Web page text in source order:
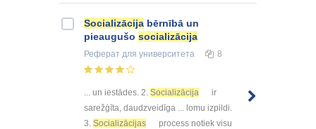
Socializācija bērnībā un
pieaugušo socializācija
Реферат для университета 8
... un iestādes. 2. Socializācija
ir
sarežģīta, daudzveidīga ... lomu izpildi.
3. Socializācijas
process notiek visu